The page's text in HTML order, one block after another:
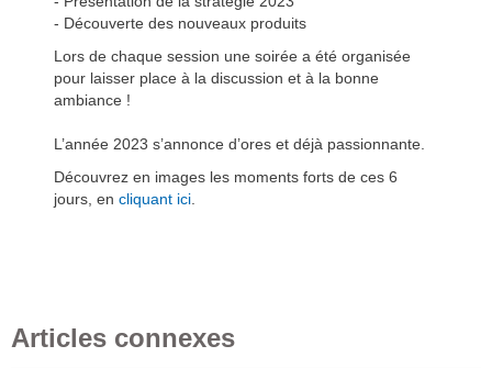
- Découverte des nouveaux produits
Lors de chaque session une soirée a été organisée
pour laisser place à la discussion et à la bonne
ambiance !
L’année 2023 s’annonce d’ores et déjà passionnante.
Découvrez en images les moments forts de ces 6
jours, en cliquant ici.
Articles connexes